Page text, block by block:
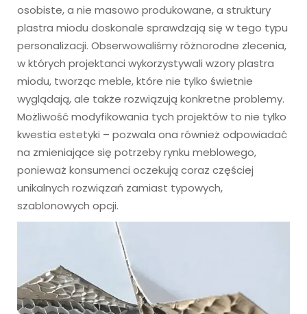
osobiste, a nie masowo produkowane, a struktury
plastra miodu doskonale sprawdzają się w tego typu
personalizacji. Obserwowaliśmy różnorodne zlecenia,
w których projektanci wykorzystywali wzory plastra
miodu, tworząc meble, które nie tylko świetnie
wyglądają, ale także rozwiązują konkretne problemy.
Możliwość modyfikowania tych projektów to nie tylko
kwestia estetyki – pozwala ona również odpowiadać
na zmieniające się potrzeby rynku meblowego,
ponieważ konsumenci oczekują coraz częściej
unikalnych rozwiązań zamiast typowych,
szablonowych opcji.